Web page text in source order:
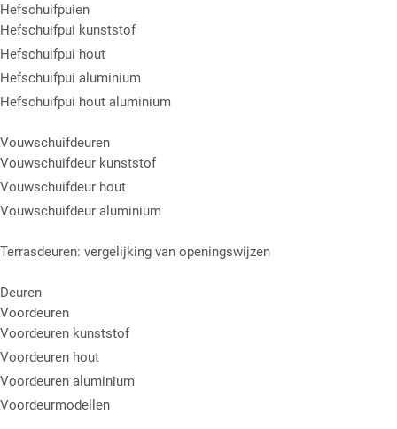
Hefschuifpuien
Hefschuifpui kunststof
Hefschuifpui hout
Hefschuifpui aluminium
Hefschuifpui hout aluminium
Vouwschuifdeuren
Vouwschuifdeur kunststof
Vouwschuifdeur hout
Vouwschuifdeur aluminium
Terrasdeuren: vergelijking van openingswijzen
Deuren
Voordeuren
Voordeuren kunststof
Voordeuren hout
Voordeuren aluminium
Voordeurmodellen